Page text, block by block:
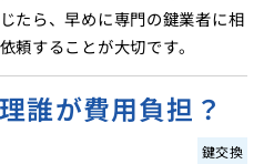
たら、早めに専門の鍵業者に相
頼することが大切です。
誰が費用負担？
鍵交換